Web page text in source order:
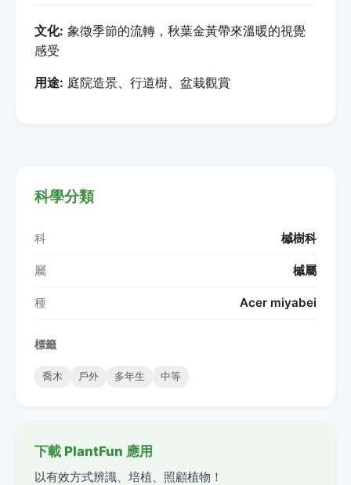
文化: 象徵季節的流轉，秋葉金黃帶來溫暖的視覺
感受
用途: 庭院造景、行道樹、盆栽觀賞
科學分類
科 槭樹科
屬 槭屬
種 Acer miyabei
標籤
喬木 戶外 多年生 中等
下載 PlantFun 應用
以有效方式辨識、培植、照顧植物！